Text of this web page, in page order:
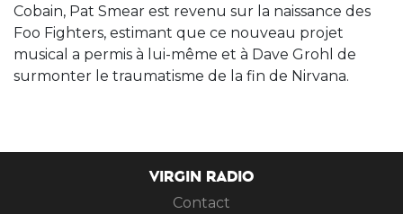
Cobain, Pat Smear est revenu sur la naissance des
Foo Fighters, estimant que ce nouveau projet
musical a permis à lui-même et à Dave Grohl de
surmonter le traumatisme de la fin de Nirvana.
VIRGIN RADIO
Contact